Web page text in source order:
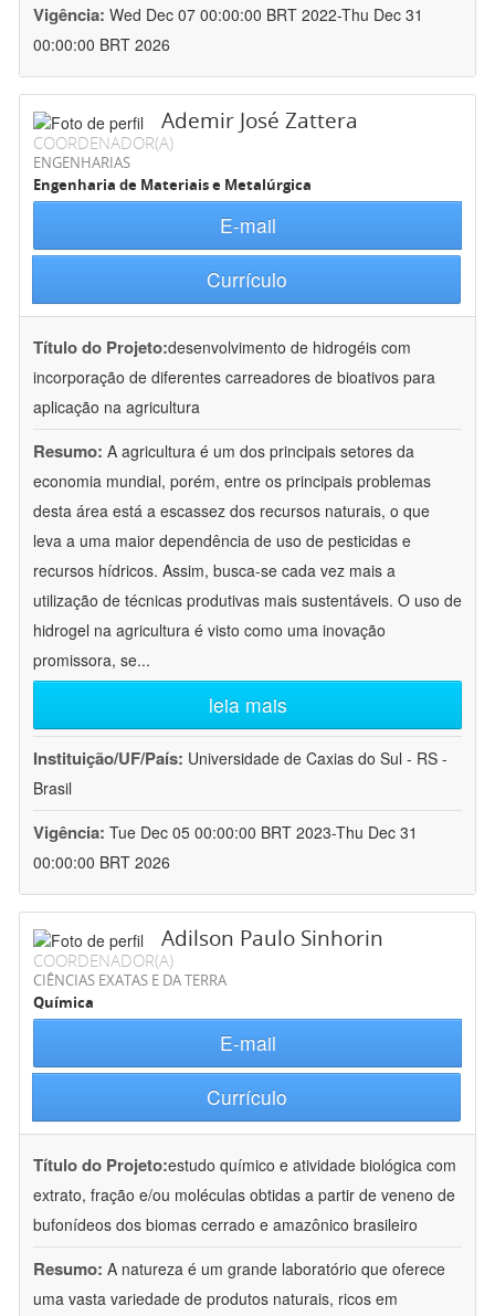
Vigência: Wed Dec 07 00:00:00 BRT 2022-Thu Dec 31
00:00:00 BRT 2026
Ademir José Zattera
COORDENADOR(A)
ENGENHARIAS
Engenharia de Materiais e Metalúrgica
E-mail
Currículo
Título do Projeto:desenvolvimento de hidrogéis com
incorporação de diferentes carreadores de bioativos para
aplicação na agricultura
Resumo: A agricultura é um dos principais setores da
economia mundial, porém, entre os principais problemas
desta área está a escassez dos recursos naturais, o que
leva a uma maior dependência de uso de pesticidas e
recursos hídricos. Assim, busca-se cada vez mais a
utilização de técnicas produtivas mais sustentáveis. O uso de
hidrogel na agricultura é visto como uma inovação
promissora, se...
leia mais
Instituição/UF/País: Universidade de Caxias do Sul - RS -
Brasil
Vigência: Tue Dec 05 00:00:00 BRT 2023-Thu Dec 31
00:00:00 BRT 2026
Adilson Paulo Sinhorin
COORDENADOR(A)
CIÊNCIAS EXATAS E DA TERRA
Química
E-mail
Currículo
Título do Projeto:estudo químico e atividade biológica com
extrato, fração e/ou moléculas obtidas a partir de veneno de
bufonídeos dos biomas cerrado e amazônico brasileiro
Resumo: A natureza é um grande laboratório que oferece
uma vasta variedade de produtos naturais, ricos em